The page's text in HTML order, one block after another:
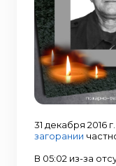
31 декабря 2016
загорании
В 05:02 из-за